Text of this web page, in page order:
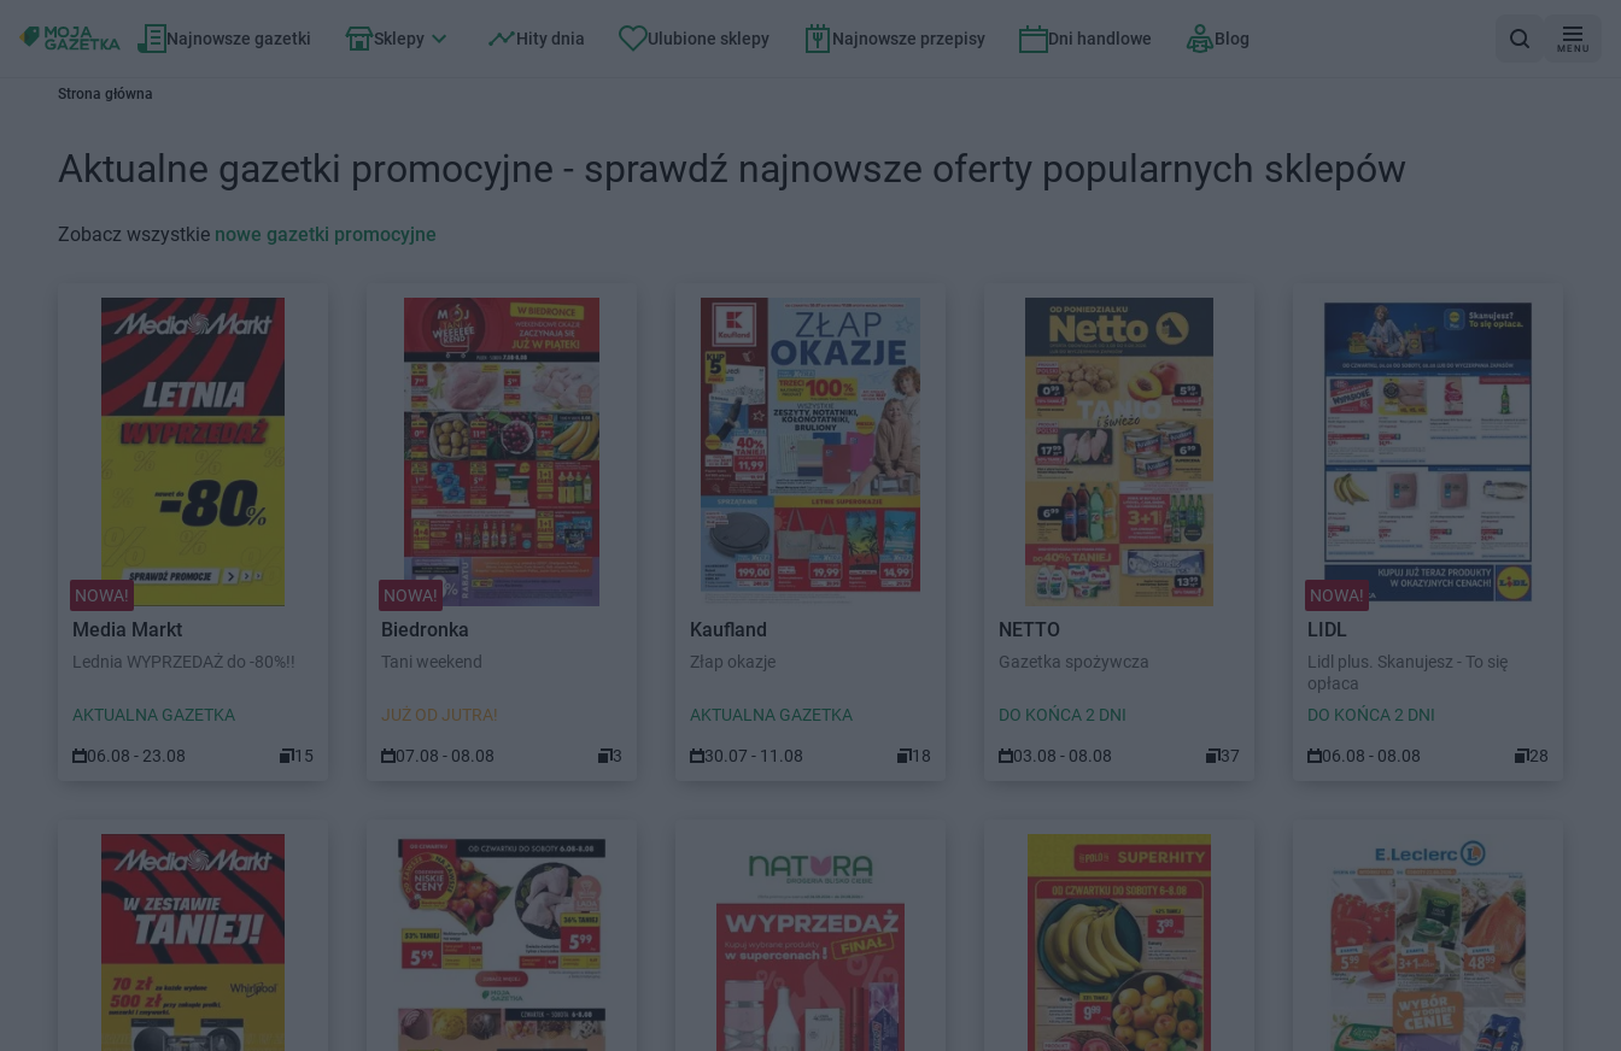
Najnowsze gazetki Sklepy Hity dnia Ulubione sklepy Najnowsze przepisy Dni handlowe Blog
MENU
Strona główna
Aktualne gazetki promocyjne - sprawdź najnowsze oferty popularnych sklepów
Zobacz wszystkie nowe gazetki promocyjne
NOWA!
Media Markt
Lednia WYPRZEDAŻ do -80%!!
AKTUALNA GAZETKA
06.08 - 23.08 15
NOWA!
Biedronka
Tani weekend
JUŻ OD JUTRA!
07.08 - 08.08 3
Kaufland
Złap okazje
AKTUALNA GAZETKA
30.07 - 11.08 18
NETTO
Gazetka spożywcza
DO KOŃCA 2 DNI
03.08 - 08.08 37
NOWA!
LIDL
Lidl plus. Skanujesz - To się
opłaca
DO KOŃCA 2 DNI
06.08 - 08.08 28